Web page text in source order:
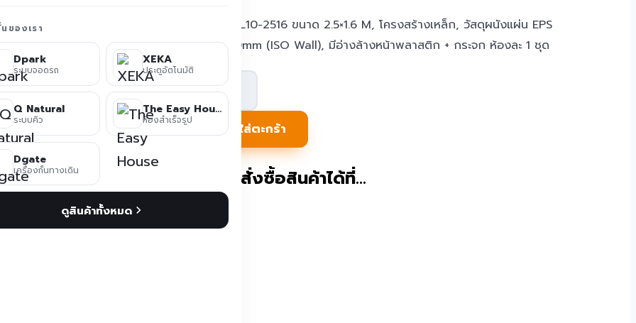
ของเรา
Dpark
ระบบจอดรถ
XEKA
ประตูอัตโนมัติ
Q Natural
ระบบคิว
The Easy House
ห้องสำเร็จรูป
Dgate
เครื่องกั้นทางเดิน
ดูสินค้าทั้งหมด
ห้องน้ำ TL10-2516 ขนาด 2.5×1.6 M, โครงสร้างเหล็ก, วัสดุผนังแผ่น EPS
Panel 50mm (ISO Wall), มีอ่างล้างหน้าพลาสติก + กระจก ห้องละ 1 ชุด
จำนวน
ห้องน้ำ
สำเร็จรูป
สูง
หยิบใส่ตะกร้า
ติดต่อสั่งซื้อสินค้าได้ที่…